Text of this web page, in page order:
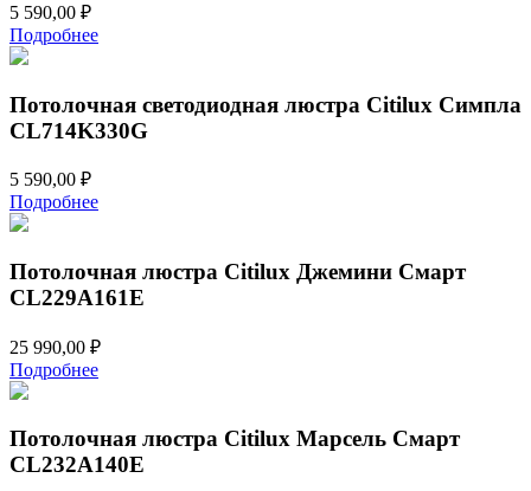
5 590,00 ₽
Подробнее
Потолочная светодиодная люстра Citilux Симпла
CL714K330G
5 590,00 ₽
Подробнее
Потолочная люстра Citilux Джемини Смарт
CL229A161E
25 990,00 ₽
Подробнее
Потолочная люстра Citilux Марсель Смарт
CL232A140E